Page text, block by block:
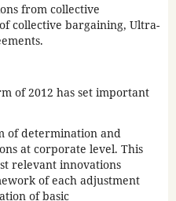
from collective
collective bargaining, Ultra-
of 2012 has set important
of determination and
at corporate level. This
relevant innovations
of each adjustment
of basic